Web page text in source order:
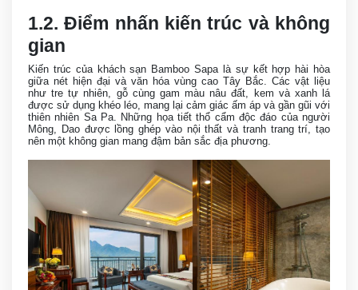
1.2. Điểm nhấn kiến trúc và không
gian
Kiến trúc của khách sạn Bamboo Sapa là sự kết hợp hài hòa
giữa nét hiện đại và văn hóa vùng cao Tây Bắc. Các vật liệu
như tre tự nhiên, gỗ cùng gam màu nâu đất, kem và xanh lá
được sử dụng khéo léo, mang lại cảm giác ấm áp và gần gũi với
thiên nhiên Sa Pa. Những họa tiết thổ cẩm độc đáo của người
Mông, Dao được lồng ghép vào nội thất và tranh trang trí, tạo
nên một không gian mang đậm bản sắc địa phương.